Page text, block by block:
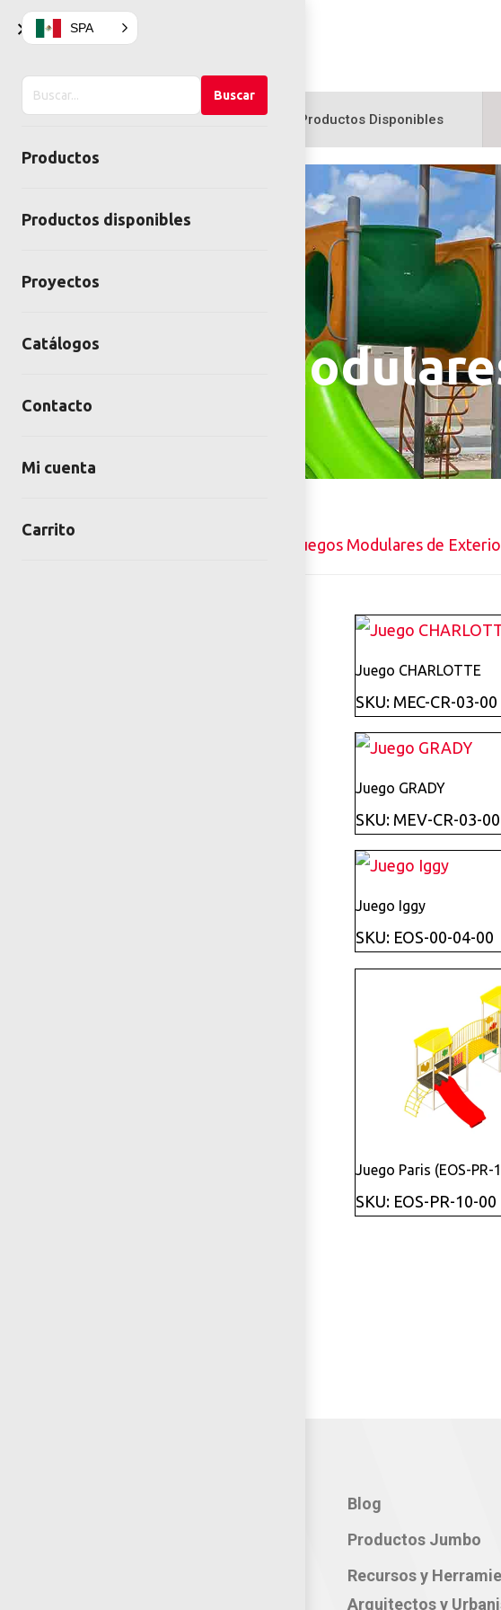
Productos Productos Disponibles
Juegos
Juegos Modulares de
Añadir
Juego CHARLOTTE
SKU: MEC-CR-03-00
Juego GRADY
SKU: MEV-CR-03-00
Juego Iggy
SKU: EOS-00-04-00
Juego Paris (EOS-PR-
SKU: EOS-PR-10-00
Blog
Productos Jumbo
Recursos y
Arquitectos y
×
Buscar
en
Buscar
Productos
Productos disponibles
Proyectos
Catálogos
Contacto
Mi cuenta
Carrito
SPA